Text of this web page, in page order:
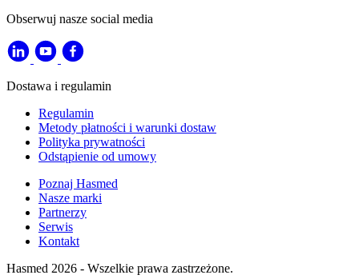
Obserwuj nasze social media
Dostawa i regulamin
Regulamin
Metody płatności i warunki dostaw
Polityka prywatności
Odstąpienie od umowy
Poznaj Hasmed
Nasze marki
Partnerzy
Serwis
Kontakt
Hasmed 2026 - Wszelkie prawa zastrzeżone.